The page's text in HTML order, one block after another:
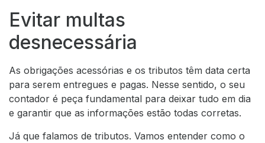
Evitar multas
desnecessária
As obrigações acessórias e os tributos têm data certa
para serem entregues e pagas. Nesse sentido, o seu
contador é peça fundamental para deixar tudo em dia
e garantir que as informações estão todas corretas.
Já que falamos de tributos. Vamos entender como o